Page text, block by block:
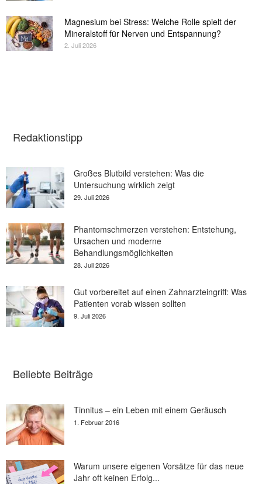
Magnesium bei Stress: Welche Rolle spielt der
Mineralstoff für Nerven und Entspannung?
2. Juli 2026
Redaktionstipp
Großes Blutbild verstehen: Was die
Untersuchung wirklich zeigt
29. Juli 2026
Phantomschmerzen verstehen: Entstehung,
Ursachen und moderne
Behandlungsmöglichkeiten
28. Juli 2026
Gut vorbereitet auf einen Zahnarzteingriff: Was
Patienten vorab wissen sollten
9. Juli 2026
Beliebte Beiträge
Tinnitus – ein Leben mit einem Geräusch
1. Februar 2016
Warum unsere eigenen Vorsätze für das neue
Jahr oft keinen Erfolg...